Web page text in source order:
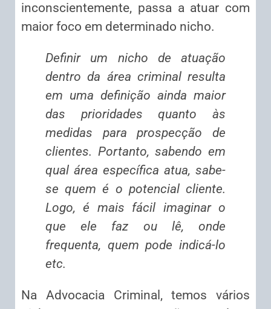
inconscientemente, passa a atuar com
maior foco em determinado nicho.
Definir um nicho de atuação
dentro da área criminal resulta
em uma definição ainda maior
das prioridades quanto às
medidas para prospecção de
clientes. Portanto, sabendo em
qual área específica atua, sabe-
se quem é o potencial cliente.
Logo, é mais fácil imaginar o
que ele faz ou lê, onde
frequenta, quem pode indicá-lo
etc.
Na Advocacia Criminal, temos vários